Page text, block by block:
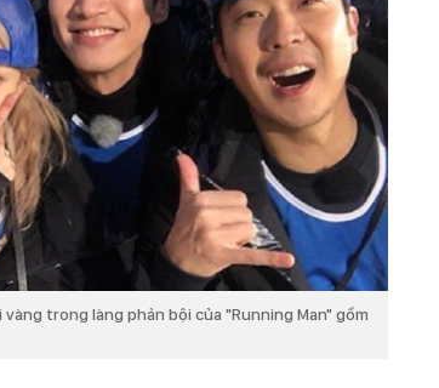
trong làng phản bội của "Running Man" gồm